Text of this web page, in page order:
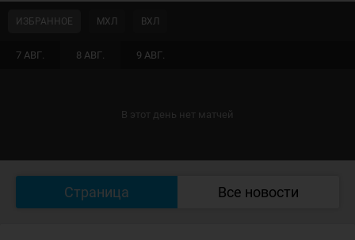
7 АВГ. 8 АВГ. 9 АВГ.
ИЗБРАННОЕ МХЛ ВХЛ
В этот день нет матчей
Страница Все новости